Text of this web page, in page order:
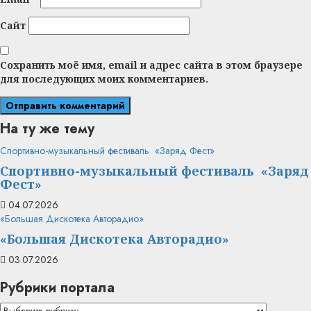
Сайт
Сохранить моё имя, email и адрес сайта в этом браузере
для последующих моих комментариев.
На ту же тему
Спортивно-музыкальный фестиваль «Заряд Фест»
Спортивно-музыкальный фестиваль «Заряд
Фест»
04.07.2026
«Большая Дискотека Авторадио»
«Большая Дискотека Авторадио»
03.07.2026
Рубрики портала